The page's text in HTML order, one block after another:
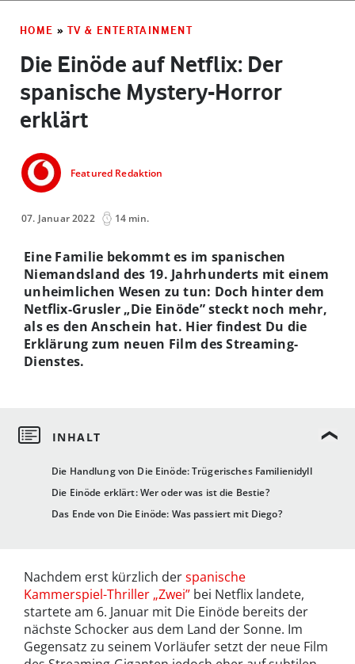
HOME » TV & ENTERTAINMENT
Die Einöde auf Netflix: Der
spanische Mystery-Horror
erklärt
Featured Redaktion
07. Januar 2022 14 min.
Die Handlung von Die Einöde: Trügerisches Familienidyll
Die Einöde erklärt: Wer oder was ist die Bestie?
Das Ende von Die Einöde: Was passiert mit Diego?
Eine Familie bekommt es im spanischen
Niemandsland des 19. Jahrhunderts mit einem
unheimlichen Wesen zu tun: Doch hinter dem
Netflix-Grusler „Die Einöde” steckt noch mehr,
als es den Anschein hat. Hier findest Du die
Erklärung zum neuen Film des Streaming-
Dienstes.
Nachdem erst kürzlich derspanische
Kammerspiel-Thriller „Zwei” bei Netflix landete,
startete am 6. Januar mit Die Einöde bereits der
nächste Schocker aus dem Land der Sonne. Im
Gegensatz zu seinem Vorläufer setzt der neue Film